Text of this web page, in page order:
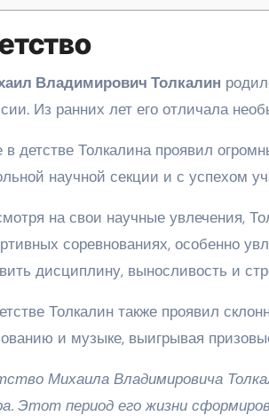
Владимирович Толкалин
Из ранних лет его отличала
в детстве Толкалина проявил
научной секции и с успехом
на свои научные увлечения,
соревнованиях, особенно
дисциплину, выносливость и
Толкалин также проявил
и музыке, выигрывая
Михаила Владимировича
Этот период его жизни